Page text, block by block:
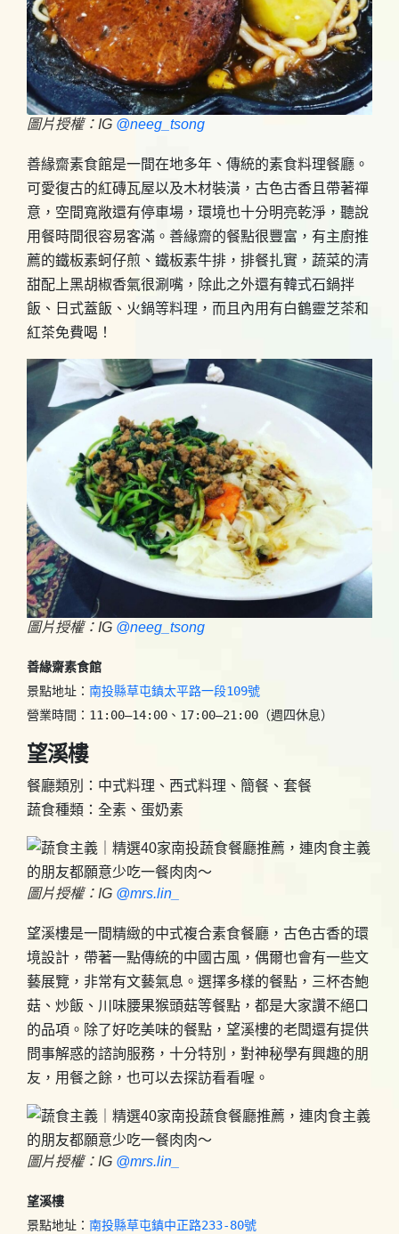
圖片授權：IG @neeg_tsong
善緣齋素食館是一間在地多年、傳統的素食料理餐廳。
可愛復古的紅磚瓦屋以及木材裝潢，古色古香且帶著禪
意，空間寬敞還有停車場，環境也十分明亮乾淨，聽說
用餐時間很容易客滿。善緣齋的餐點很豐富，有主廚推
薦的鐵板素蚵仔煎、鐵板素牛排，排餐扎實，蔬菜的清
甜配上黑胡椒香氣很涮嘴，除此之外還有韓式石鍋拌
飯、日式蓋飯、火鍋等料理，而且內用有白鶴靈芝茶和
紅茶免費喝！
圖片授權：IG @neeg_tsong
善緣齋素食館
景點地址： 南投縣草屯鎮太平路一段109號
營業時間：11:00–14:00、17:00–21:00（週四休息）
望溪樓
餐廳類別：中式料理、西式料理、簡餐、套餐
蔬食種類：全素、蛋奶素
圖片授權：IG @mrs.lin_
望溪樓是一間精緻的中式複合素食餐廳，古色古香的環
境設計，帶著一點傳統的中國古風，偶爾也會有一些文
藝展覽，非常有文藝氣息。選擇多樣的餐點，三杯杏鮑
菇、炒飯、川味腰果猴頭菇等餐點，都是大家讚不絕口
的品項。除了好吃美味的餐點，望溪樓的老闆還有提供
問事解惑的諮詢服務，十分特別，對神秘學有興趣的朋
友，用餐之餘，也可以去探訪看看喔。
圖片授權：IG @mrs.lin_
望溪樓
景點地址： 南投縣草屯鎮中正路233-80號